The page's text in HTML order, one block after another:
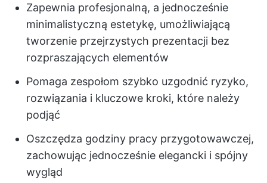
Zapewnia profesjonalną, a jednocześnie
minimalistyczną estetykę, umożliwiającą
tworzenie przejrzystych prezentacji bez
rozpraszających elementów
Pomaga zespołom szybko uzgodnić ryzyko,
rozwiązania i kluczowe kroki, które należy
podjąć
Oszczędza godziny pracy przygotowawczej,
zachowując jednocześnie elegancki i spójny
wygląd